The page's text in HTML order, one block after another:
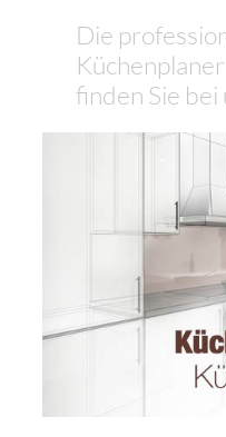
Die
finden Sie bei